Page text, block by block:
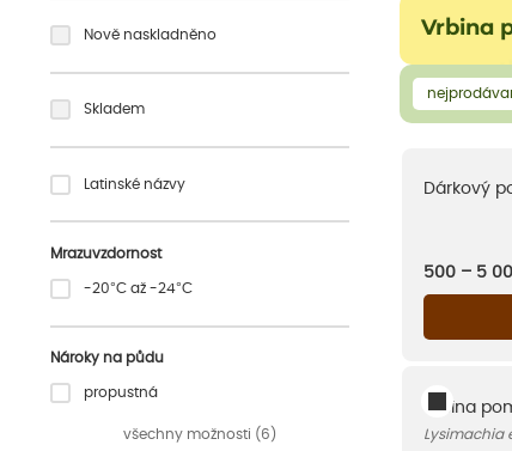
Vrbina
Nově naskladněno
Skladem
Latinské názvy
Mrazuvzdornost
-20°C až -24°C
Nároky na půdu
propustná
všechny možnosti (6)
Dárkový
500 – 5
Vrbina
Lysimachia